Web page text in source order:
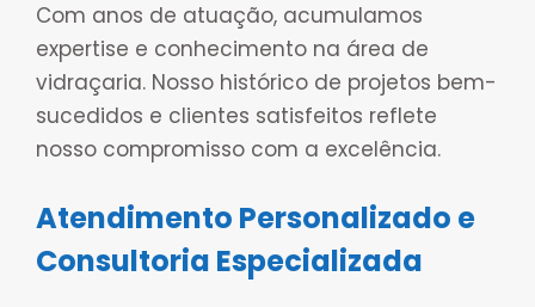
Com anos de atuação, acumulamos
expertise e conhecimento na área de
vidraçaria. Nosso histórico de projetos bem-
sucedidos e clientes satisfeitos reflete
nosso compromisso com a excelência.
Atendimento Personalizado e
Consultoria Especializada